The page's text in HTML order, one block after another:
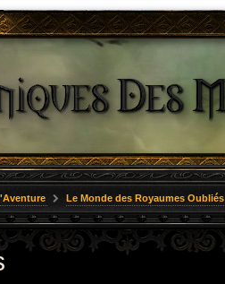
Le Monde des Royaumes Oubliés